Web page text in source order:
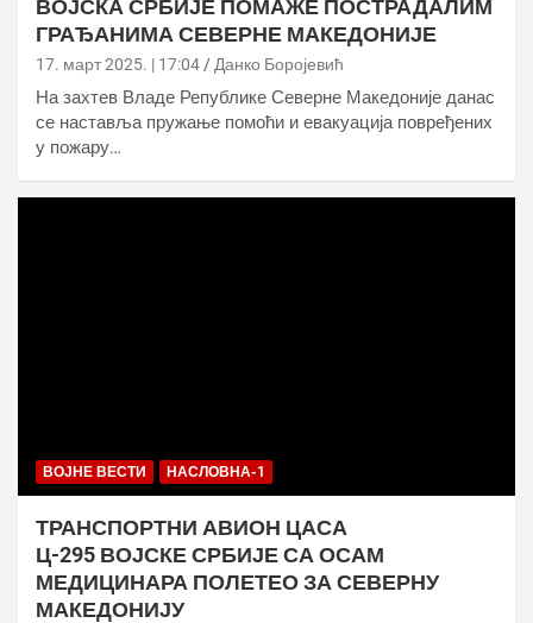
ВОЈСКА СРБИЈЕ ПОМАЖЕ ПОСТРАДАЛИМ
ГРАЂАНИМА СЕВЕРНЕ МАКЕДОНИЈЕ
17. март 2025. | 17:04 Данко Боројевић
На захтев Владе Републике Северне Македоније данас
се наставља пружање помоћи и евакуација повређених
у пожару…
ВОЈНЕ ВЕСТИ НАСЛОВНА-1
ТРАНСПОРТНИ АВИОН ЦАСА
Ц-295 ВОЈСКЕ СРБИЈЕ СА ОСАМ
МЕДИЦИНАРА ПОЛЕТЕО ЗА СЕВЕРНУ
МАКЕДОНИЈУ